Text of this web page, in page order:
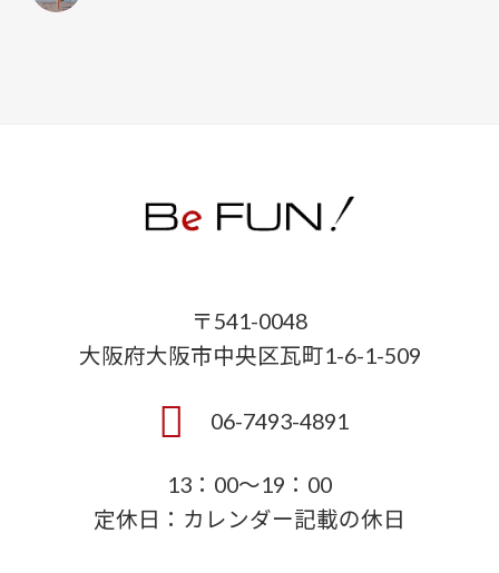
〒541-0048
大阪府大阪市中央区瓦町1-6-1-509
06-7493-4891
13：00～19：00
定休日：カレンダー記載の休日